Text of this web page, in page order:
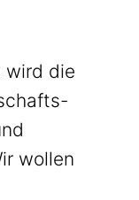
wird die
wollen